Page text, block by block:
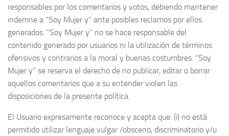
responsables por los comentarios y votos, debiendo mantener
indemne a “Soy Mujer y” ante posibles reclamos por ellos
generados. “Soy Mujer y” no se hace responsable del
contenido generado por usuarios ni la utilización de términos
ofensivos y contrarios a la moral y buenas costumbres. “Soy
Mujer y” se reserva el derecho de no publicar, editar o borrar
aquellos comentarios que a su entender violen las
disposiciones de la presente política.
El Usuario expresamente reconoce y acepta que: (i) no está
permitido utilizar lenguaje vulgar /obsceno, discriminatorio y/u